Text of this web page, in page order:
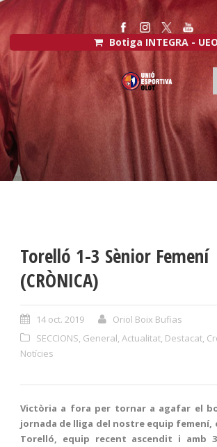
Botiga INTEGRA - UEO
Torelló 1-3 Sènior Femení
(CRÒNICA)
14 oct. 2019
Oriol Boix Bufias
SECCIONS, General, Actualitat, Destacat,
Notícies
Victòria a fora per tornar a agafar el
jornada de lliga del nostre equip femení,
Torelló, equip recent ascendit i amb